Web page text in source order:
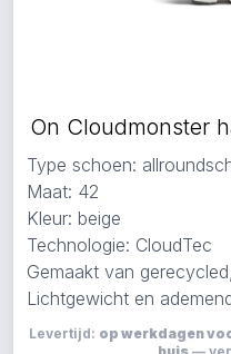
On Cloudmonster
Type schoen:
Maat: 42
Kleur: beige
Technologie: CloudTec
Gemaakt van
Lichtgewicht en
Levertijd: op werkdagen